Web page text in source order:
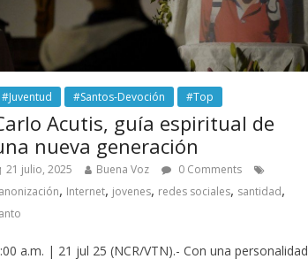
#Juventud #Santos-Devoción #Top
Acutis, guía espiritual de
nueva generación
21 julio, 2025 Buena Voz
0 Comments
, Internet, jovenes, redes sociales, santidad,
a.m. | 21 jul 25 (NCR/VTN).- Con una personalidad